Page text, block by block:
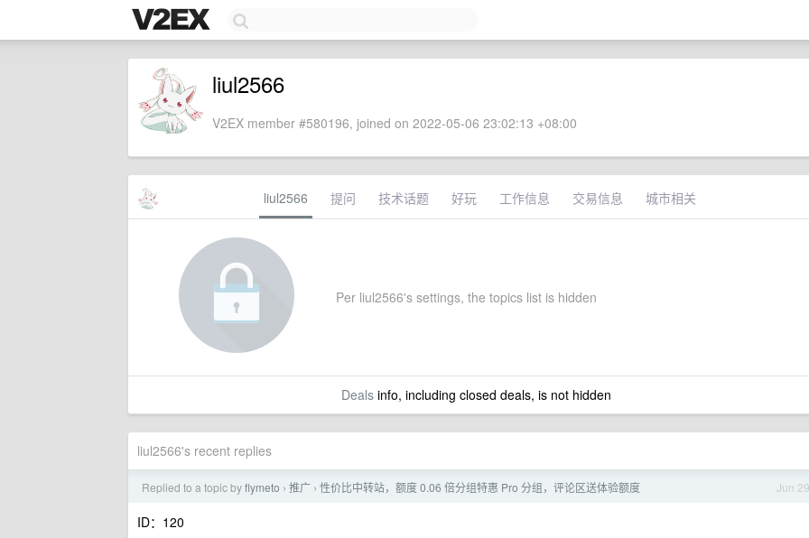
liul2566
V2EX member #580196, joined on 2022-05-06 23:02:13 +08:00
liul2566 提问 技术话题 好玩 工作信息 交易信息 城市相关
Per liul2566's settings, the topics list is hidden
Dealsinfo, including closed deals, is not hidden
liul2566's recent replies
Jun 29
Replied to a topic byflymeto › 推广 › 性价比中转站，额度 0.06 倍分组特惠 Pro 分组，评论区送体验额度
ID：120